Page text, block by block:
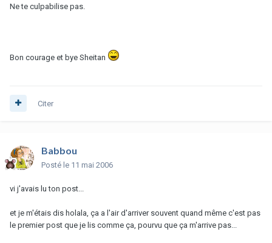
Ne te culpabilise pas.
Bon courage et bye Sheitan
Citer
Babbou
Posté le 11 mai 2006
vi j'avais lu ton post...
et je m'étais dis holala, ça a l'air d'arriver souvent quand même c'est pas
le premier post que je lis comme ça, pourvu que ça m'arrive pas...